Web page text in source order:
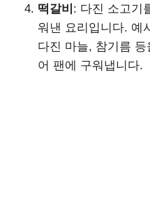
떡갈비 : 다진 소고기
워낸 요리입니다. 예
다진 마늘, 참기름
어 팬에 구워냅니다.